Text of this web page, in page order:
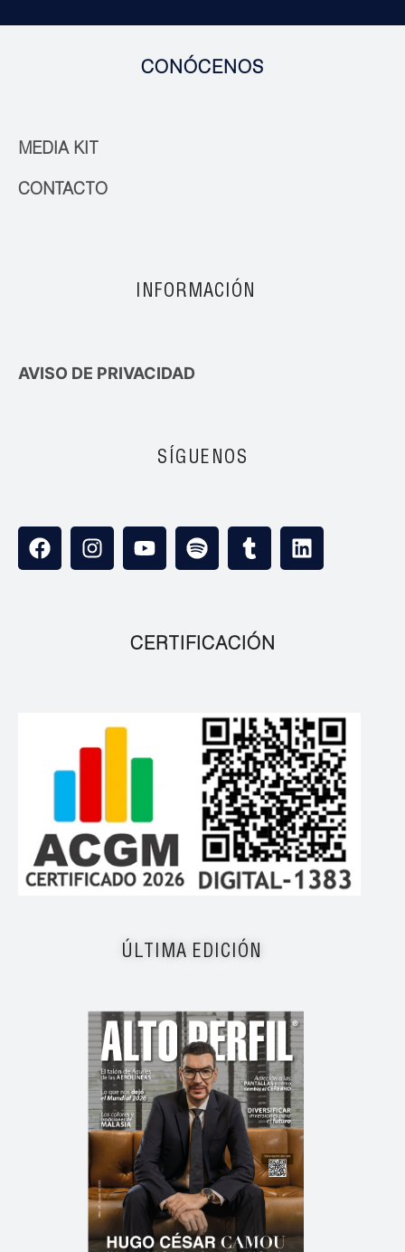
CONÓCENOS
MEDIA KIT
CONTACTO
INFORMACIÓN
AVISO DE PRIVACIDAD
SÍGUENOS
CERTIFICACIÓN
ÚLTIMA EDICIÓN